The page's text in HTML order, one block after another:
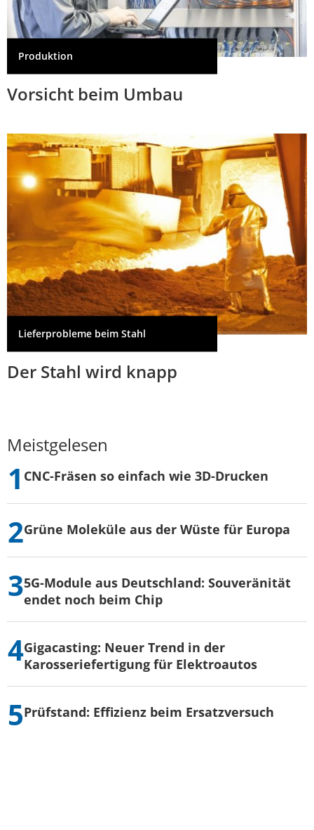
Produktion
Vorsicht beim Umbau
Lieferprobleme beim Stahl
Der Stahl wird knapp
Meistgelesen
CNC-Fräsen so einfach wie 3D-Drucken
Grüne Moleküle aus der Wüste für Europa
5G-Module aus Deutschland: Souveränität
endet noch beim Chip
Gigacasting: Neuer Trend in der
Karosseriefertigung für Elektroautos
Prüfstand: Effizienz beim Ersatzversuch